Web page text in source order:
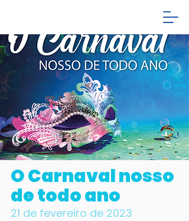
O Carnaval nosso
de todo ano
21 de fevereiro de 2023